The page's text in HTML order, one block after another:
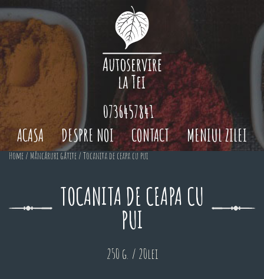
ACASA DESPRE NOI CONTACT MENIUL ZILEI
0736457841
Home / Mâncăruri gătite / Tocanita de ceapa cu pui
TOCANITA DE CEAPA CU
PUI
250 g. / 20lei